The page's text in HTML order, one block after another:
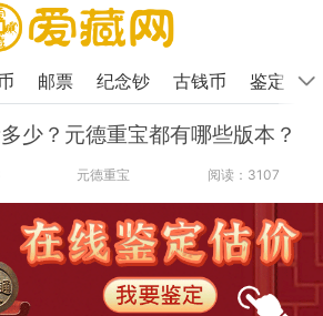
邮票 纪念钞 古钱币 鉴定
少？元德重宝都有哪些版本？
元德重宝 阅读：3107